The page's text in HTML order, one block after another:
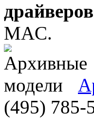
MAC.
(495) 785-